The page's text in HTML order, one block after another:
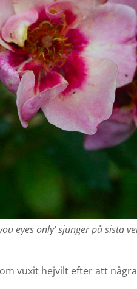
eyes only’ sjunger på sista
vuxit hejvilt efter att